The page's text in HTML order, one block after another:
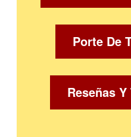
Porte De
Reseñas